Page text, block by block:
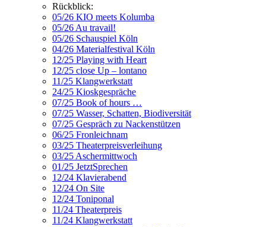
Rückblick:
05/26 KIO meets Kolumba
05/26 Au travail!
05/26 Schauspiel Köln
04/26 Materialfestival Köln
12/25 Playing with Heart
12/25 close Up – lontano
11/25 Klangwerkstatt
24/25 Kioskgespräche
07/25 Book of hours …
07/25 Wasser, Schatten, Biodiversität
07/25 Gespräch zu Nackenstützen
06/25 Fronleichnam
03/25 Theaterpreisverleihung
03/25 Aschermittwoch
01/25 JetztSprechen
12/24 Klavierabend
12/24 On Site
12/24 Toniponal
11/24 Theaterpreis
11/24 Klangwerkstatt